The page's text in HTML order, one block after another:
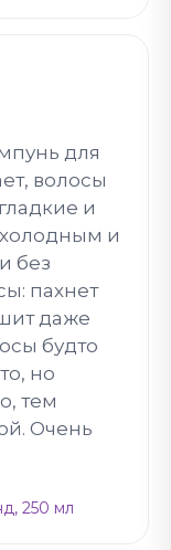
для
волосы
и
холодным и
без
пахнет
даже
будто
но
тем
Очень
250 мл